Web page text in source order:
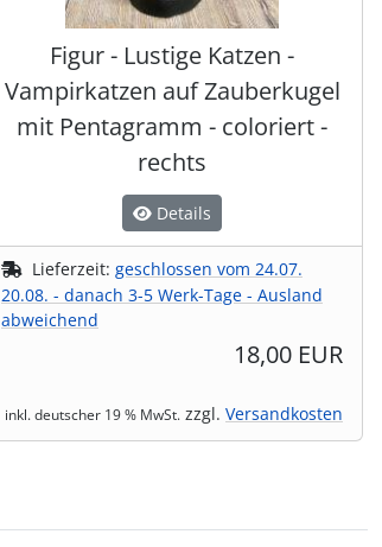
Figur - Lustige Katzen -
Vampirkatzen auf Zauberkugel
mit Pentagramm - coloriert -
rechts
Details
Lieferzeit: geschlossen vom 24.07.
20.08. - danach 3-5 Werk-Tage - Ausland
abweichend
18,00 EUR
inkl. deutscher 19 % MwSt. zzgl. Versandkosten